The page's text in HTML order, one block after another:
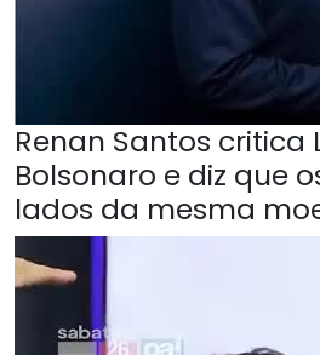
Renan Santos critica
Bolsonaro e diz que
lados da mesma